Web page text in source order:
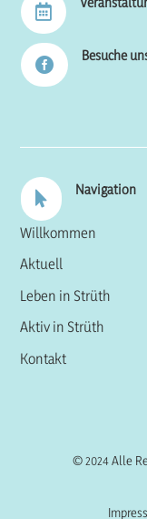


Besuche
 Navigation
Willkommen
Aktuell
Leben in Strüth
Aktiv in Strüth
Kontakt
© 2024 Alle